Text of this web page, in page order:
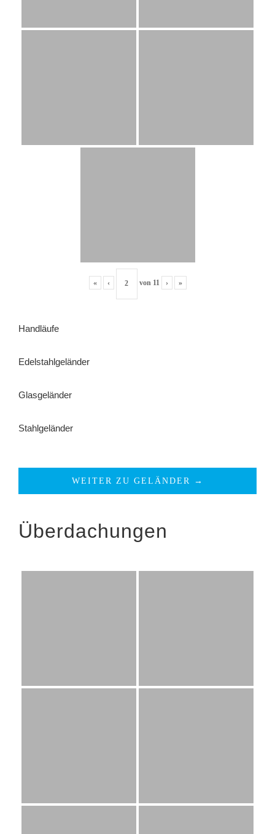
« ‹ von 11 › »
Handläufe
Edelstahlgeländer
Glasgeländer
Stahlgeländer
WEITER ZU GELÄNDER →
Überdachungen